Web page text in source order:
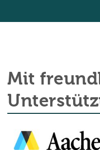
Mit